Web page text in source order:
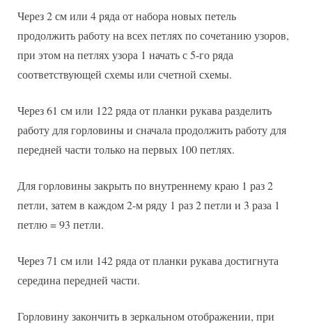
Через 2 см или 4 ряда от набора новых петель
продолжить работу на всех петлях по сочетанию узоров,
при этом на петлях узора 1 начать с 5-го ряда
соответствующей схемы или счетной схемы.
Через 61 см или 122 ряда от планки рукава разделить
работу для горловины и сначала продолжить работу для
передней части только на первых 100 петлях.
Для горловины закрыть по внутреннему краю 1 раз 2
петли, затем в каждом 2-м ряду 1 раз 2 петли и 3 раза 1
петлю = 93 петли.
Через 71 см или 142 ряда от планки рукава достигнута
середина передней части.
Горловину закончить в зеркальном отображении, при